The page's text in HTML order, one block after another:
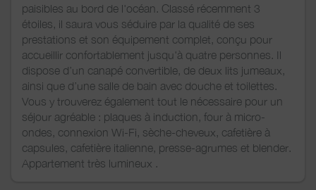
paisibles au bord de l'océan. Classé récemment 3
étoiles, il saura vous séduire par la qualité de ses
prestations et son équipement complet, conçu pour
accueillir confortablement jusqu'à quatre personnes. Il
dispose d’un canapé convertible, de deux lits jumeaux,
ainsi que d’une salle de bain avec douche et toilettes.
Vous y trouverez également tout le nécessaire pour un
séjour agréable : plaques à induction, four à micro-
ondes, connexion Wi-Fi, sèche-cheveux, cafetière à
capsules, cafetière italienne, presse-agrumes et blender.
Appartement très lumineux .